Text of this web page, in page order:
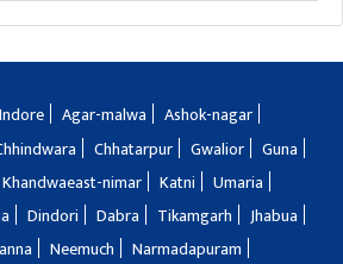
Indore Agar-malwa
Ashok-nagar
Chhatarpur Gwalior
Guna
Khandwaeast-nimar Katni
Umaria
Dindori Dabra Tikamgarh
Jhabua
Neemuch
Narmadapuram